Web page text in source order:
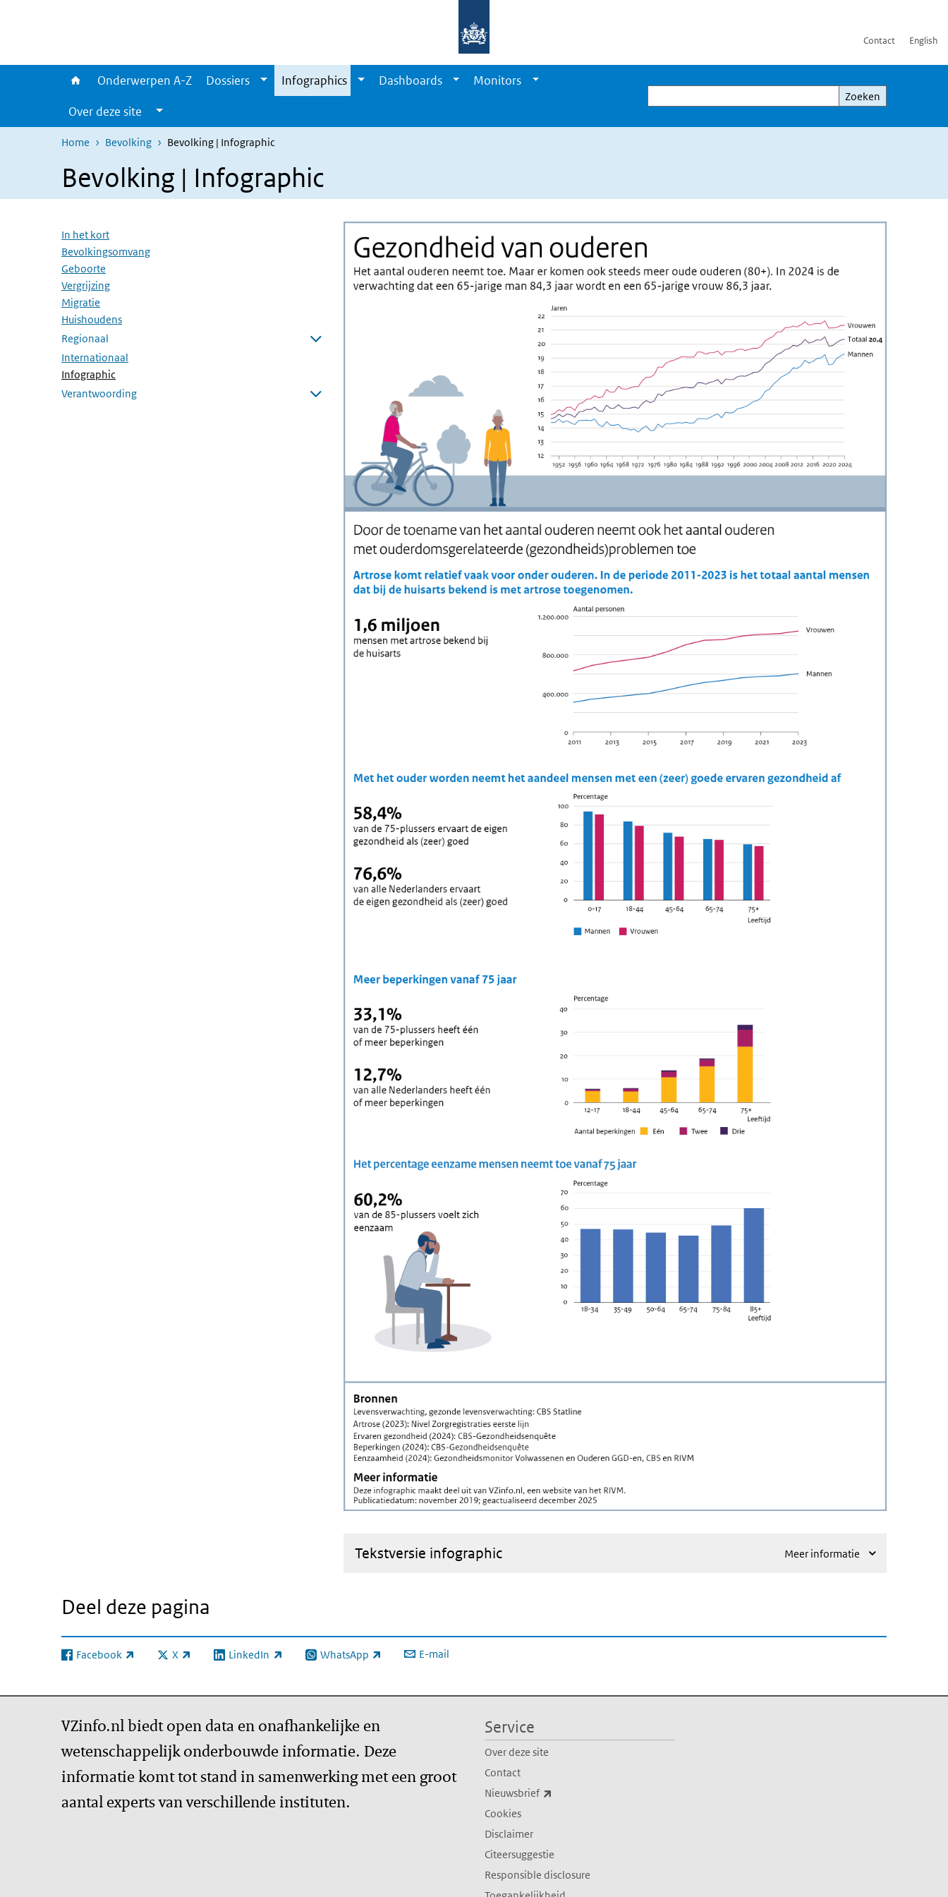
Contact English
Onderwerpen A-Z Dossiers Infographics Dashboards
Monitors
Over deze site
Zoeken
Zoeken
Home Bevolking Bevolking | Infographic
Bevolking | Infographic
Overslaan menu
In het kort
Bevolkingsomvang
Geboorte
Vergrijzing
Migratie
Huishoudens
Regionaal
Submenu openen
Internationaal
Infographic
Verantwoording
Tekstversie infographic Meer informatie
Deel deze pagina
Facebook
(externe link) X
(externe link) LinkedIn
(externe link) WhatsApp
(externe link) E-mail
VZinfo.nl biedt open data en onafhankelijke en
wetenschappelijk onderbouwde informatie. Deze
informatie komt tot stand in samenwerking met een groot
aantal experts van verschillende instituten.
Service
Over deze site
Contact
Nieuwsbrief
Cookies
Disclaimer
Citeersuggestie
Responsible disclosure